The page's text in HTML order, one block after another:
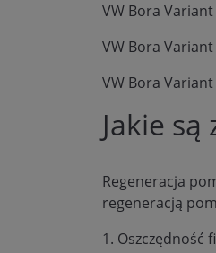
VW Bora Variant
VW Bora Variant
VW Bora Variant
Jakie
Regeneracja
regeneracją
1. Oszczędność